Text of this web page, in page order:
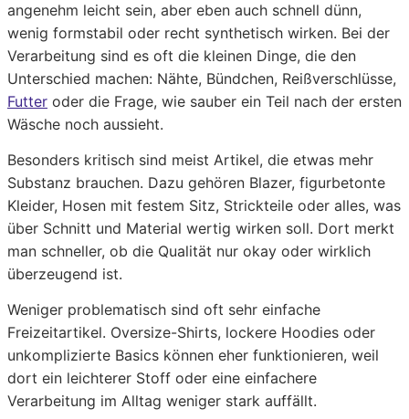
angenehm leicht sein, aber eben auch schnell dünn,
wenig formstabil oder recht synthetisch wirken. Bei der
Verarbeitung sind es oft die kleinen Dinge, die den
Unterschied machen: Nähte, Bündchen, Reißverschlüsse,
Futter oder die Frage, wie sauber ein Teil nach der ersten
Wäsche noch aussieht.
Besonders kritisch sind meist Artikel, die etwas mehr
Substanz brauchen. Dazu gehören Blazer, figurbetonte
Kleider, Hosen mit festem Sitz, Strickteile oder alles, was
über Schnitt und Material wertig wirken soll. Dort merkt
man schneller, ob die Qualität nur okay oder wirklich
überzeugend ist.
Weniger problematisch sind oft sehr einfache
Freizeitartikel. Oversize-Shirts, lockere Hoodies oder
unkomplizierte Basics können eher funktionieren, weil
dort ein leichterer Stoff oder eine einfachere
Verarbeitung im Alltag weniger stark auffällt.